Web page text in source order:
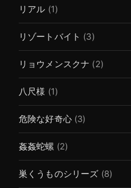
リアル (1)
リゾートバイト (3)
リョウメンスクナ (2)
八尺様 (1)
危険な好奇心(3)
姦姦蛇螺 (2)
巣くうものシリーズ (8)